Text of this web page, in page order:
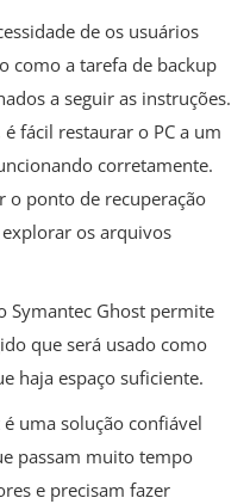
de os usuários
como a tarefa de backup
a seguir as instruções.
fácil restaurar o PC a um
corretamente.
o ponto de recuperação
os arquivos
Symantec Ghost permite
que será usado como
haja espaço suficiente.
uma solução confiável
passam muito tempo
e precisam fazer